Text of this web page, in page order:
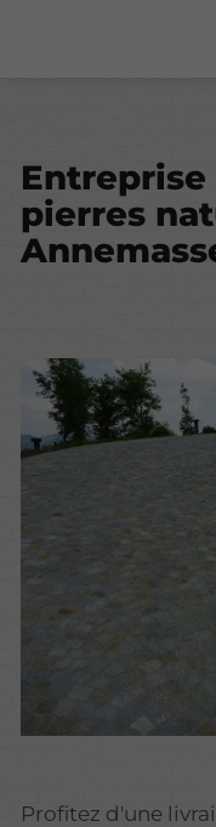
pierres
Profitez d'une